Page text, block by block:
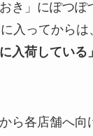
き」にぽつぽ
入ってからは
入荷している」
ら各店舗へ向